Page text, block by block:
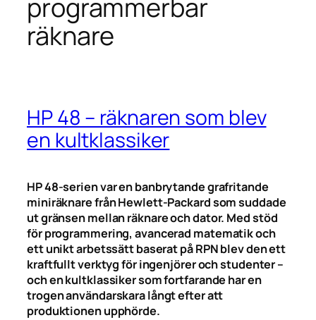
programmerbar
räknare
HP 48 – räknaren som blev
en kultklassiker
HP 48-serien var en banbrytande grafritande
miniräknare från Hewlett-Packard som suddade
ut gränsen mellan räknare och dator. Med stöd
för programmering, avancerad matematik och
ett unikt arbetssätt baserat på RPN blev den ett
kraftfullt verktyg för ingenjörer och studenter –
och en kultklassiker som fortfarande har en
trogen användarskara långt efter att
produktionen upphörde.